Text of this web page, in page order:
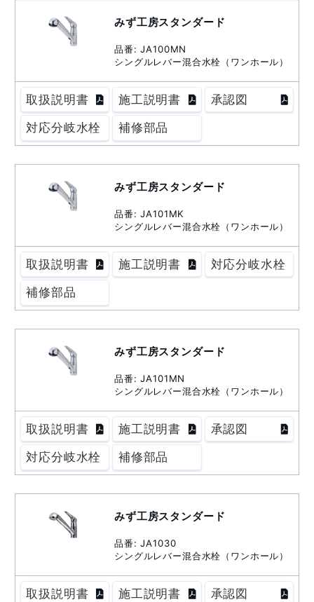
みず工房スタンダード
品番: JA100MN
シングルレバー混合水栓（ワンホール）
取扱説明書 施工説明書 承認図
対応分岐水栓 補修部品
みず工房スタンダード
品番: JA101MK
シングルレバー混合水栓（ワンホール）
取扱説明書 施工説明書 対応分岐水栓
補修部品
みず工房スタンダード
品番: JA101MN
シングルレバー混合水栓（ワンホール）
取扱説明書 施工説明書 承認図
対応分岐水栓 補修部品
みず工房スタンダード
品番: JA1030
シングルレバー混合水栓（ワンホール）
取扱説明書 施工説明書 承認図